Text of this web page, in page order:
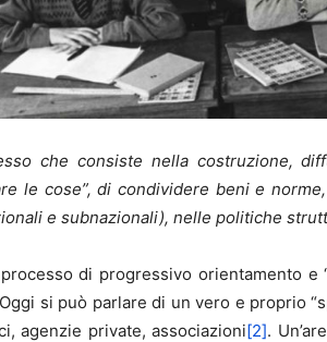
che consiste nella costruzione,
le cose”, di condividere beni e
e subnazionali), nelle politiche
di progressivo orientamento
si può parlare di un vero e proprio
agenzie private, associazioni[2].